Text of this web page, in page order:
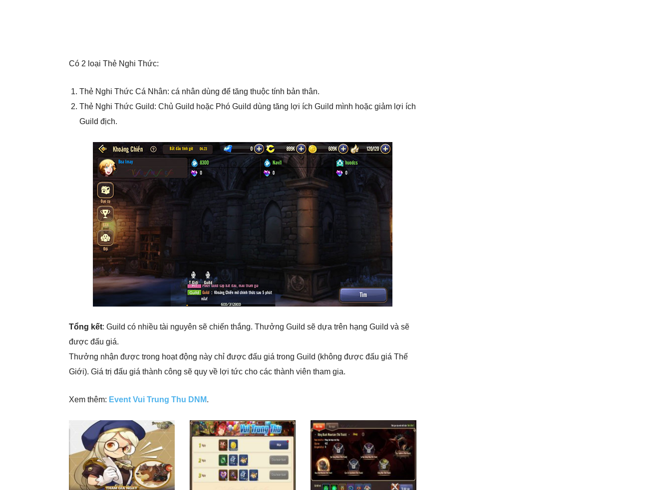
Có 2 loại Thẻ Nghi Thức:
Thẻ Nghi Thức Cá Nhân: cá nhân dùng để tăng thuộc tính bản thân.
Thẻ Nghi Thức Guild: Chủ Guild hoặc Phó Guild dùng tăng lợi ích Guild mình hoặc giảm lợi ích
Guild địch.
Tổng kết: Guild có nhiều tài nguyên sẽ chiến thắng. Thưởng Guild sẽ dựa trên hạng Guild và sẽ
được đấu giá.
Thưởng nhận được trong hoạt động này chỉ được đấu giá trong Guild (không được đấu giá Thế
Giới). Giá trị đấu giá thành công sẽ quy về lợi tức cho các thành viên tham gia.
Xem thêm: Event Vui Trung Thu DNM.